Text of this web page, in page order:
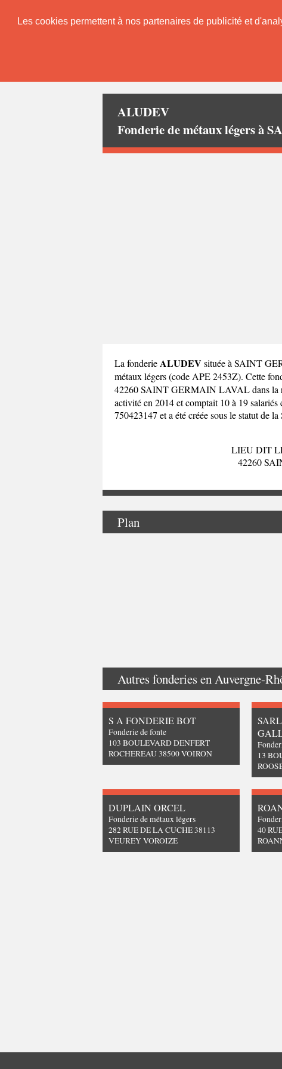
Les cookies permettent à nos partenaires de publicité et
ALUDEV
Fonderie de métaux légers à
La fonderie ALUDEVsituée à SAINT
métaux légers (code APE 2453Z). Cette
42260 SAINT GERMAIN LAVAL dans la
activité en 2014 et comptait 10 à 19
750423147 et a été créée sous le statut de
LIEU DIT
42260
Plan
Autres fonderies en Auvergne-
S A FONDERIE BOT
Fonderie de fonte
103 BOULEVARD DENFERT
ROCHEREAU 38500 VOIRON
13
DUPLAIN ORCEL
Fonderie de métaux légers
282 RUE DE LA CUCHE 38113
VEUREY VOROIZE
40